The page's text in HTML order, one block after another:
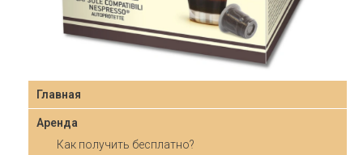
Главная
Аренда
Как получить бесплатно?